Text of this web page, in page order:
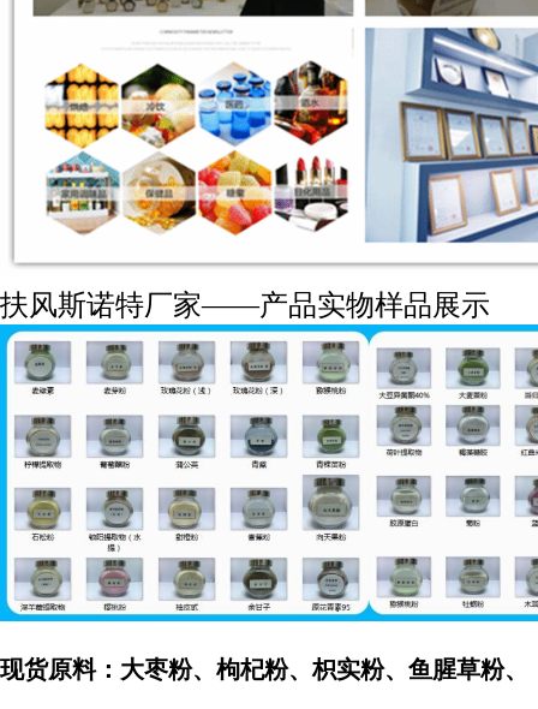
扶风斯诺特厂家——产品实物样品展示
现货原料：大枣粉、枸杞粉、枳实粉、鱼腥草粉、